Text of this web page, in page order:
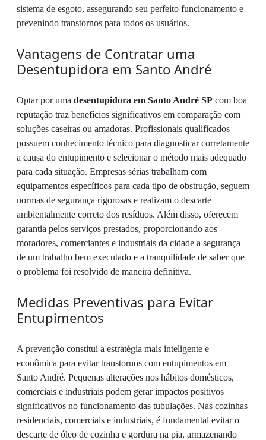
sistema de esgoto, assegurando seu perfeito funcionamento e
prevenindo transtornos para todos os usuários.
Vantagens de Contratar uma
Desentupidora em Santo André
Optar por uma desentupidora em Santo André SP com boa
reputação traz benefícios significativos em comparação com
soluções caseiras ou amadoras. Profissionais qualificados
possuem conhecimento técnico para diagnosticar corretamente
a causa do entupimento e selecionar o método mais adequado
para cada situação. Empresas sérias trabalham com
equipamentos específicos para cada tipo de obstrução, seguem
normas de segurança rigorosas e realizam o descarte
ambientalmente correto dos resíduos. Além disso, oferecem
garantia pelos serviços prestados, proporcionando aos
moradores, comerciantes e industriais da cidade a segurança
de um trabalho bem executado e a tranquilidade de saber que
o problema foi resolvido de maneira definitiva.
Medidas Preventivas para Evitar
Entupimentos
A prevenção constitui a estratégia mais inteligente e
econômica para evitar transtornos com entupimentos em
Santo André. Pequenas alterações nos hábitos domésticos,
comerciais e industriais podem gerar impactos positivos
significativos no funcionamento das tubulações. Nas cozinhas
residenciais, comerciais e industriais, é fundamental evitar o
descarte de óleo de cozinha e gordura na pia, armazenando